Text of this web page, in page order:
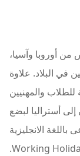
من أوروبا وآسيا،
في البلاد. علاوة
والمهنيين
أستراليا لبضع
الانجليزية
Working